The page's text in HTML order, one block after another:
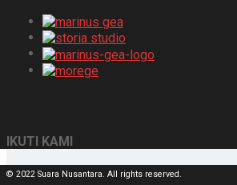
IKUTI KAMI
© 2022 Suara Nusantara. All rights reserved.